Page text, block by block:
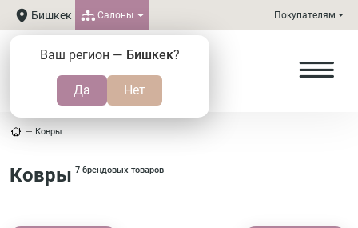
Бишкек
Ваш регион — Бишкек?
Салоны Покупателям
Ковры
Ковры 7 брендовых товаров